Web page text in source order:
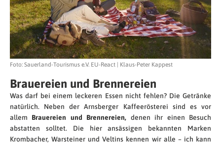
Foto: Sauerland-Tourismus e.V. EU-React | Klaus-Peter Kappest
Brauereien und Brennereien
Was darf bei einem leckeren Essen nicht fehlen? Die Getränke
natürlich. Neben der Arnsberger Kaffeerösterei sind es vor
allem Brauereien und Brennereien, denen ihr einen Besuch
abstatten solltet. Die hier ansässigen bekannten Marken
Krombacher, Warsteiner und Veltins kennen wir alle – ich kann